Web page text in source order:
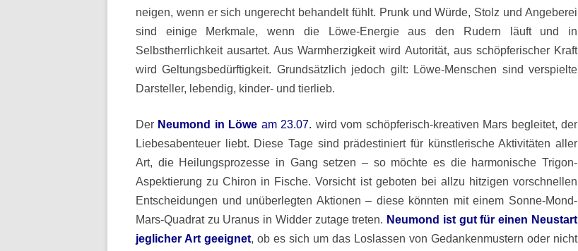
neigen, wenn er sich ungerecht behandelt fühlt. Prunk und Würde, Stolz und Angeberei
sind einige Merkmale, wenn die Löwe-Energie aus den Rudern läuft und in
Selbstherrlichkeit ausartet. Aus Warmherzigkeit wird Autorität, aus schöpferischer Kraft
wird Geltungsbedürftigkeit. Grundsätzlich jedoch gilt: Löwe-Menschen sind verspielte
Darsteller, lebendig, kinder- und tierlieb.
Der Neumond in Löwe am 23.07. wird vom schöpferisch-kreativen Mars begleitet, der
Liebesabenteuer liebt. Diese Tage sind prädestiniert für künstlerische Aktivitäten aller
Art, die Heilungsprozesse in Gang setzen – so möchte es die harmonische Trigon-
Aspektierung zu Chiron in Fische. Vorsicht ist geboten bei allzu hitzigen vorschnellen
Entscheidungen und unüberlegten Aktionen – diese könnten mit einem Sonne-Mond-
Mars-Quadrat zu Uranus in Widder zutage treten. Neumond ist gut für einen Neustart
jeglicher Art geeignet, ob es sich um das Loslassen von Gedankenmustern oder nicht